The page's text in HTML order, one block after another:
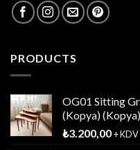
PRODUCTS
OG01 Sitting
(Kopya)
₺3.200,00+ KDV